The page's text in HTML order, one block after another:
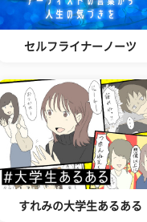
セルフライナーノーツ
すれみの大学生あるある